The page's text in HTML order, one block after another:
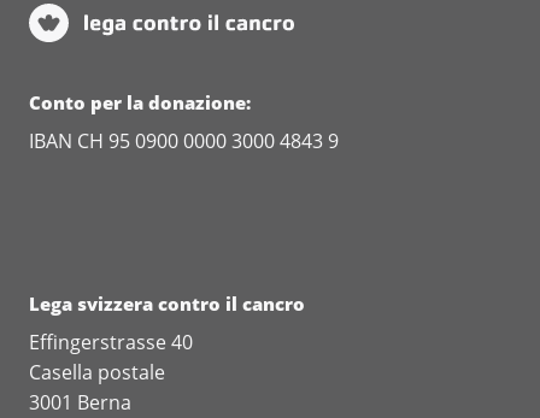
Conto per la donazione:
IBAN CH 95 0900 0000 3000 4843 9
Lega svizzera contro il cancro
Effingerstrasse 40
Casella postale
3001 Berna